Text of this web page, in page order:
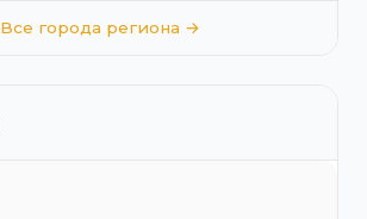
Все города региона →